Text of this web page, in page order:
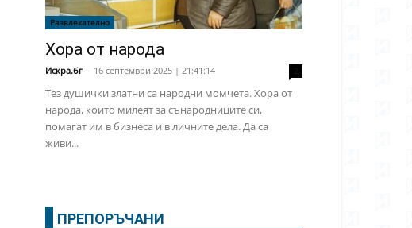
Развлекателно
Хора от народа
Искра.бг - 16 септември 2025 | 21:41:14
Тез душички златни са народни момчета. Хора от
народа, които милеят за сънародниците си,
помагат им в бизнеса и в личните дела. Да са
живи...
ПРЕПОРЪЧАНИ